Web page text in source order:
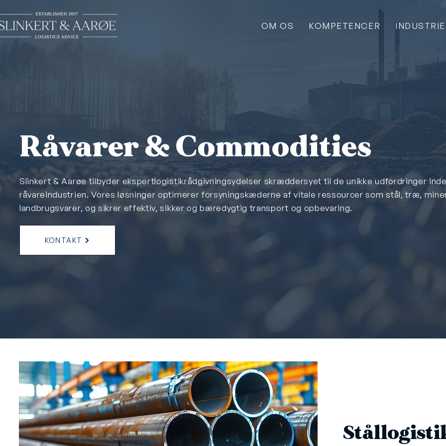
OM OS KOMPETENCER
Råvarer & Commodities
Slinkert & Aarøe tilbyder ekspertlogistikrådgivningsydelser skræddersyet til de unikke udfordringer
råvareindustrien. Vores løsninger optimerer forsyningskæderne af vitale ressourcer som stål, træ,
landbrugsvarer, og sikrer effektiv, sikker og bæredygtig transport og opbevaring.
KONTAKT